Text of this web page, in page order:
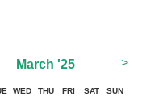
March'25 >
WED THU FRI SAT SUN